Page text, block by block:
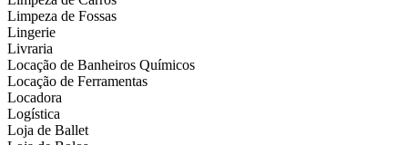
Limpeza de Fossas
Lingerie
Livraria
Locação de Banheiros Químicos
Locação de Ferramentas
Locadora
Logística
Loja de Ballet